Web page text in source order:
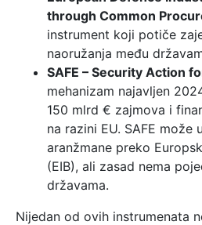
through Common
instrument koji potiče
naoružanja među
SAFE – Security Action
mehanizam najavljen
150 mlrd € zajmova i
na razini EU. SAFE
aranžmane preko
(EIB), ali zasad nema
državama.
Nijedan od ovih instrumenata